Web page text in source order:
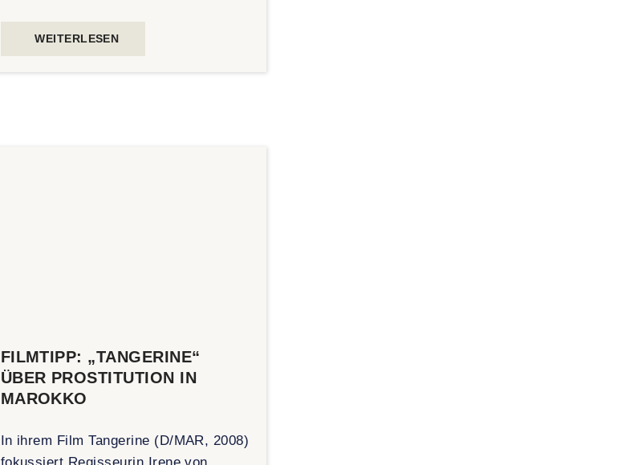
WEITERLESEN
FILMTIPP: „TANGERINE“
ÜBER PROSTITUTION IN
MAROKKO
In ihrem Film Tangerine (D/MAR, 2008)
fokussiert Regisseurin Irene von